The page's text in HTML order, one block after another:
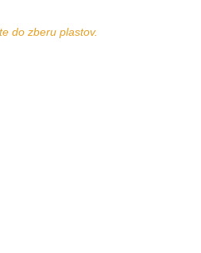
do zberu plastov.